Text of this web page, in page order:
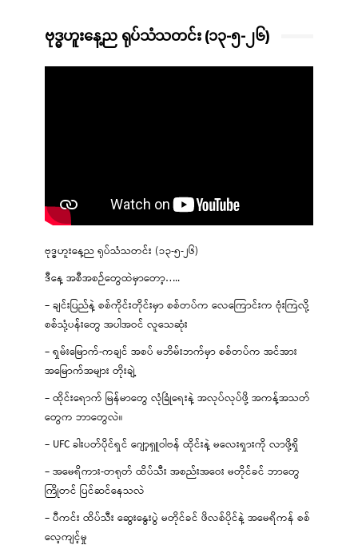
ဗုဒ္ဓဟူးနေ့ည ရုပ်သံသတင်း (၁၃-၅-၂၆)
ဗုဒ္ဓဟူးနေ့ည ရုပ်သံသတင်း (၁၃-၅-၂၆)
ဒီနေ့ အစီအစဉ်တွေထဲမှာတော့…..
– ချင်းပြည်နဲ့ စစ်ကိုင်းတိုင်းမှာ စစ်တပ်က လေကြောင်းက ဗုံးကြဲလို့
စစ်သုံ့ပန်းတွေ အပါအဝင် လူသေဆုံး
– ရှမ်းမြောက်-ကချင် အစပ် မဘိမ်းဘက်မှာ စစ်တပ်က အင်အား
အမြောက်အများ တိုးချဲ့
– ထိုင်းရောက် မြန်မာတွေ လုံခြုံရေးနဲ့ အလုပ်လုပ်ဖို့ အကန့်အသတ်
တွေက ဘာတွေလဲ။
– UFC ခါးပတ်ပိုင်ရှင် ဂျော့ရှူဝါဗန် ထိုင်းနဲ့ မလေးရှားကို လာဖို့ရှိ
– အမေရိကား-တရုတ် ထိပ်သီး အစည်းအဝေး မတိုင်ခင် ဘာတွေ
ကြိုတင် ပြင်ဆင်နေသလဲ
– ပီကင်း ထိပ်သီး ဆွေးနွေးပွဲ မတိုင်ခင် ဖိလစ်ပိုင်နဲ့ အမေရိကန် စစ်
လေ့ကျင့်မှု